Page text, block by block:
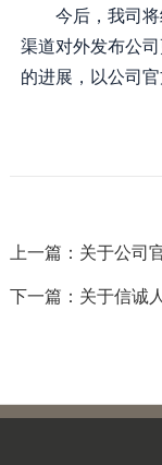
今后，我司将
渠道对外发布公
的进展，以公司